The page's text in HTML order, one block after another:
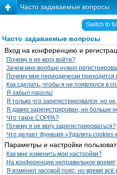
Часто задаваемые вопросы
Switch to
Часто задаваемые вопросы
Вход на конференцию и
Почему я не могу войти?
Зачем мне вообще нужно
Почему мне периодически
Как сделать, чтобы я не появлялся в
Я забыл пароль!
Я только что зарегистрировался, но не
Я давно зарегистрирован, но больше
Что такое COPPA?
Почему я не могу зарегистрироваться?
Что делает функция «Удалить cookies
Параметры и настройки
Как мне изменить мои настройки?
На конференции неправильное время!
Я изменил часовой пояс, но время всё